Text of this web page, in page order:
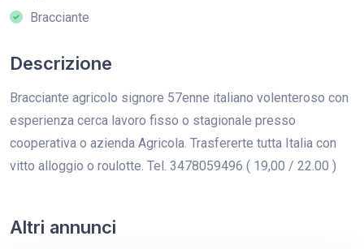
Bracciante
Descrizione
Bracciante agricolo signore 57enne italiano volenteroso con
esperienza cerca lavoro fisso o stagionale presso
cooperativa o azienda Agricola. Trasfererte tutta Italia con
vitto alloggio o roulotte. Tel. 3478059496 ( 19,00 / 22.00 )
Altri annunci